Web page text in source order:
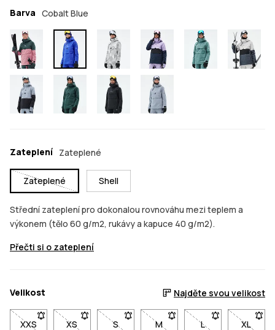
Barva Cobalt Blue
Zateplení Zateplené
Zateplené Shell
Střední zateplení pro dokonalou rovnováhu mezi teplem a
výkonem (tělo 60 g/m2, rukávy a kapuce 40 g/m2).
Přečti si o zateplení
Velikost Najděte svou velikost
XXS- Velikost XXS není dostupná. Klikni pro upozornění, až bude
XS- Velikost XS není dostupná. Klikni pro upozornění,
S- Velikost S není dostupná. Klikni pro
M- Velikost M není dostupná.
L- Velikost L není
XL
-